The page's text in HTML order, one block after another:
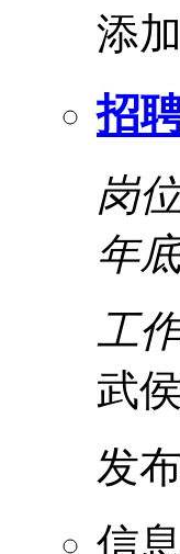
添
招
岗
年
工
武
发
信